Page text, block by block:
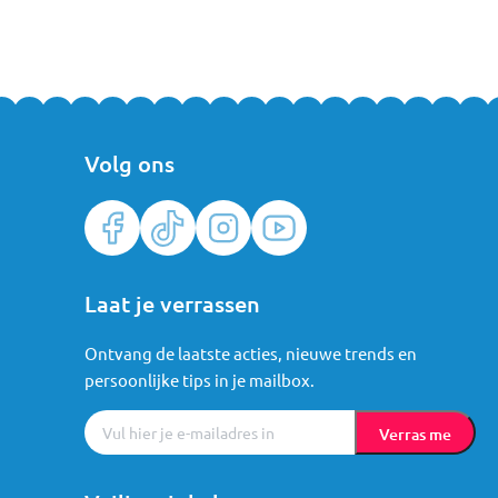
Volg ons
Laat je verrassen
Ontvang de laatste acties, nieuwe trends en
persoonlijke tips in je mailbox.
Verras me